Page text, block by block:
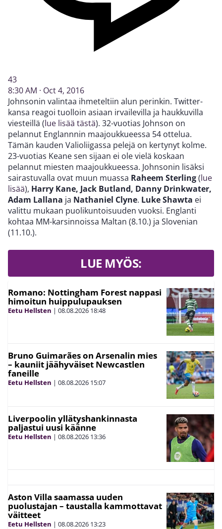
43
8:30 AM · Oct 4, 2016
Johnsonin valintaa ihmeteltiin alun perinkin. Twitter-
kansa reagoi tuolloin asiaan irvailevilla ja haukkuvilla
viesteillä (lue lisää tästä). 32-vuotias Johnson on
pelannut Englannnin maajoukkueessa 54 ottelua.
Tämän kauden Valioliigassa pelejä on kertynyt kolme.
23-vuotias Keane sen sijaan ei ole vielä koskaan
pelannut miesten maajoukkueessa. Johnsonin lisäksi
sairastuvalla ovat muun muassa Raheem Sterling(lue
lisää), Harry Kane, Jack Butland, Danny Drinkwater,
Adam Lallana ja Nathaniel Clyne. Luke Shawta ei
valittu mukaan puolikuntoisuuden vuoksi. Englanti
kohtaa MM-karsinnoissa Maltan (8.10.) ja Slovenian
(11.10.).
LUE MYÖS:
Romano: Nottingham Forest nappasi
himoitun huippulupauksen
Eetu Hellsten | 08.08.2026 18:48
Bruno Guimarães on Arsenalin mies
– kauniit jäähyväiset Newcastlen
faneille
Eetu Hellsten | 08.08.2026 15:07
Liverpoolin yllätyshankinnasta
paljastui uusi käänne
Eetu Hellsten | 08.08.2026 13:36
Aston Villa saamassa uuden
puolustajan – taustalla kammottavat
väitteet
Eetu Hellsten | 08.08.2026 13:23